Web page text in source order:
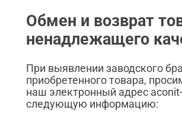
Обмен и возврат
ненадлежащего
При выявлении заводского
приобретенного товара,
наш электронный адрес
следующую информацию: